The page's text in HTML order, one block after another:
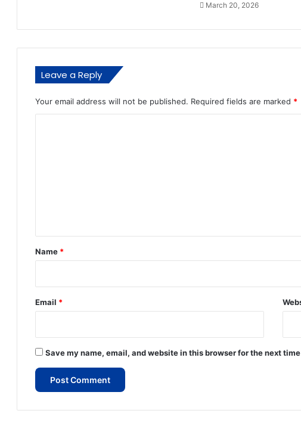
March 20, 2026
Leave a Reply
Your email address will not be published. Required fields are marked *
*
Name *
Email *
Save my name, email, and website in this browser for the next